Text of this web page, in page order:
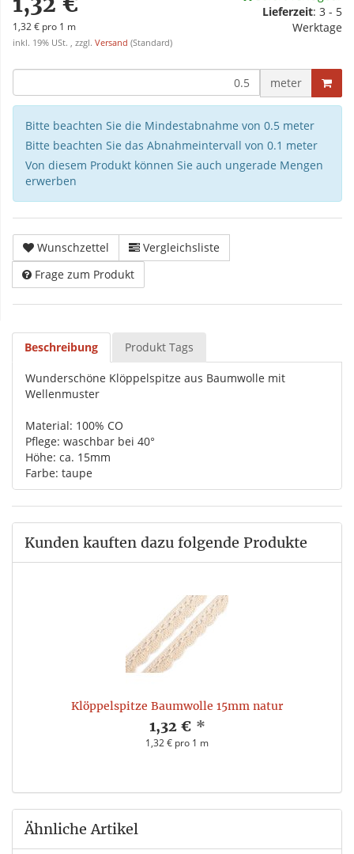
1,32 € pro 1 m
inkl. 19% USt. , zzgl. Versand (Standard)
Lieferzeit: 3 - 5
Werktage
meter
Bitte beachten Sie die Mindestabnahme von 0.5 meter
Bitte beachten Sie das Abnahmeintervall von 0.1 meter
Von diesem Produkt können Sie auch ungerade Mengen
erwerben
Wunschzettel
Vergleichsliste
Frage zum Produkt
Beschreibung Produkt Tags
Wunderschöne Klöppelspitze aus Baumwolle mit
Wellenmuster
Material: 100% CO
Pflege: waschbar bei 40°
Höhe: ca. 15mm
Farbe: taupe
Kunden kauften dazu folgende Produkte
Klöppelspitze Baumwolle 15mm natur
1,32 € *
1,32 € pro 1 m
Ähnliche Artikel